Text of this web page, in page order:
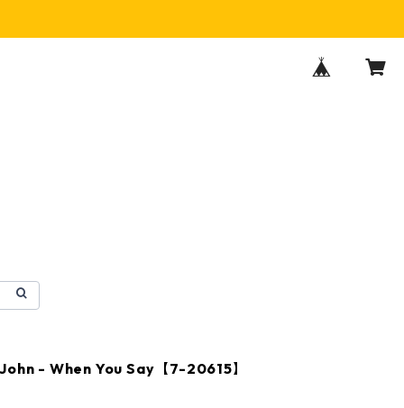
- When You Say【7-20615】